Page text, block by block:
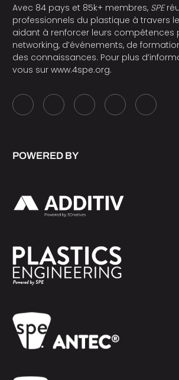
Avec 84 pays et 85k+ membres, SPE
professionnels du plastique à travers
aidant à renforcer leurs compétences
networking, d’événements, de
des connaissances. Pour plus
vous sur www.4spe.org.
POWERED BY